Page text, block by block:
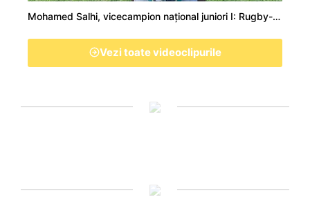
Mohamed Salhi, vicecampion național juniori I: Rugby-ul te învață să accepți și înfrângerile
Vezi toate videoclipurile